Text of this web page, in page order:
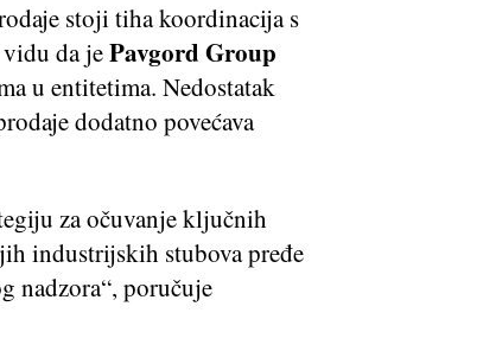
stoji tiha koordinacija s
da jePavgord Group
u entitetima. Nedostatak
dodatno povećava
za očuvanje ključnih
industrijskih stubova pređe
nadzora“, poručuje